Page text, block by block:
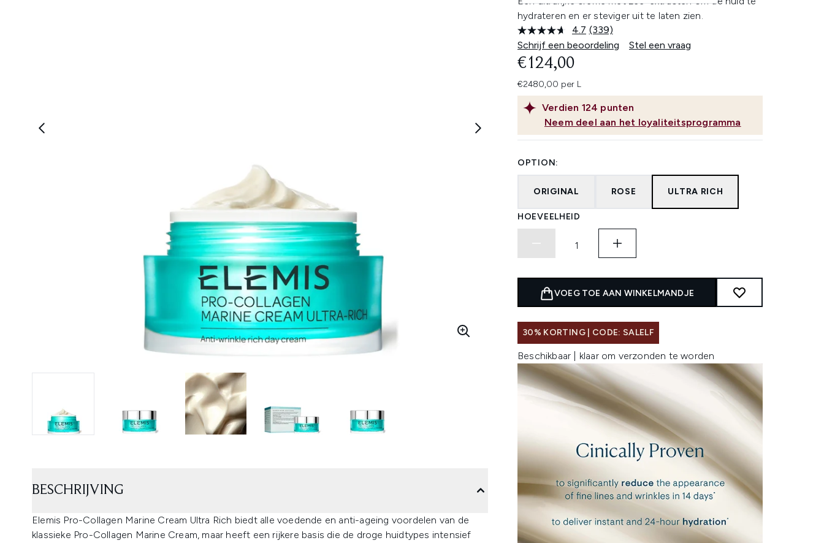
hydrateren en er steviger uit te laten zien.
4.7 Lees
339
beoordelingen.
(339)
Schrijf een beoordeling
Stel een vraag
Verdien 124 punten
Neem deel aan het loyaliteitsprogramma
€124,00
€2480,00 per L
OPTION:
ORIGINAL ROSE ULTRA RICH
HOEVEELHEID
VOEG TOE AAN WINKELMANDJE
30% KORTING | CODE: SALELF
Beschikbaar | klaar om verzonden te worden
BESCHRIJVING
Elemis Pro-Collagen Marine Cream Ultra Rich biedt alle voedende en anti-ageing voordelen van de
klassieke Pro-Collagen Marine Cream, maar heeft een rijkere basis die de droge huidtypes intensief